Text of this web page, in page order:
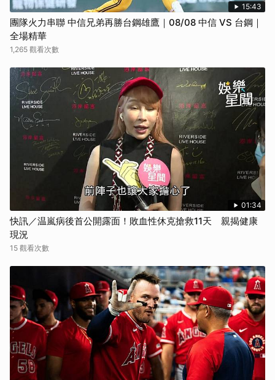
15:43
團隊火力串聯 中信兄弟再勝台鋼雄鷹｜08/08 中信 VS 台鋼｜
全場精華
1,265 觀看次數
01:34
快訊／温嵐病後首公開露面！敗血性休克搶救11天 親揭健康
現況
15 觀看次數